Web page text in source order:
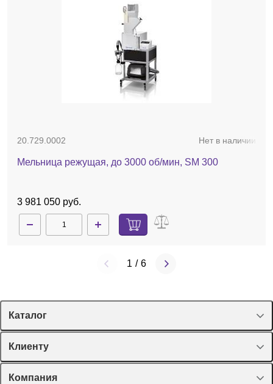
20.729.0002 Нет в наличии
Мельница режущая, до 3000 об/мин, SM 300
3 981 050 руб.
1 / 6
Каталог
Спецпредложения
Оборудование, приборы
Пластик, стекло, принадлежности
Клиенту
Лекторий Диаэм
Компания